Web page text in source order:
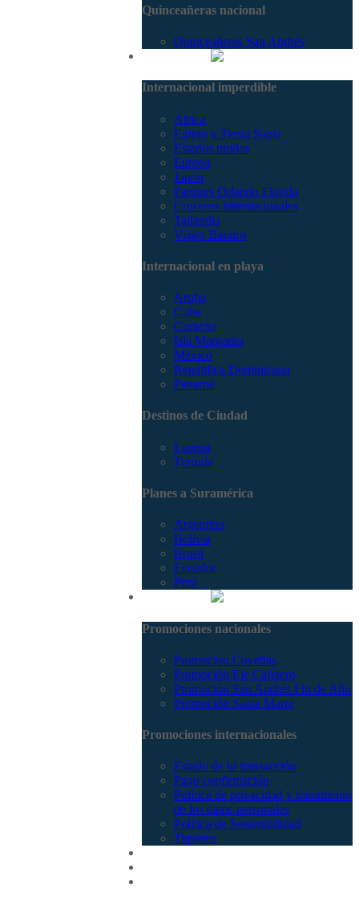
Quinceañeras nacional
Quinceañeras San Andrés
Internacional imperdible
Africa
Egipto y Tierra Santa
Estados unidos
Europa
Japón
Parques Orlando Florida
Cruceros internacionales
Tailandia
Viajes Baratos
Internacional en playa
Aruba
Cuba
Curacao
Isla Margarita
México
República Dominicana
Panamá
Destinos de Ciudad
Europa
Turquía
Planes a Suramérica
Argentina
Bolivia
Brasil
Ecuador
Perú
Promociones nacionales
Promocion Coveñas
Promoción Eje Cafetero
Promoción San Andrés Fin de Año
Promoción Santa Marta
Promociones internacionales
Estado de tu transacción
Pago confirmación
Política de privacidad y tratamiento
de los datos personales
Política de Sostenibilidad
Tiquetes